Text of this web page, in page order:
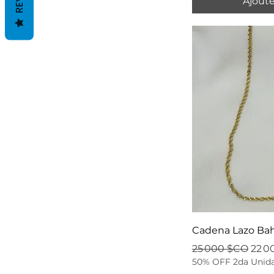
Cadena Lazo
Prix original
25 000 $CO Prix
22
50% OFF 2da